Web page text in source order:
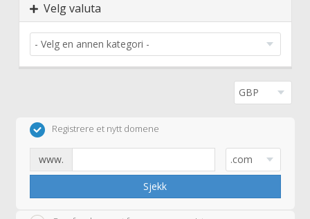
Velg valuta
Registrere et nytt domene
www.
Sjekk